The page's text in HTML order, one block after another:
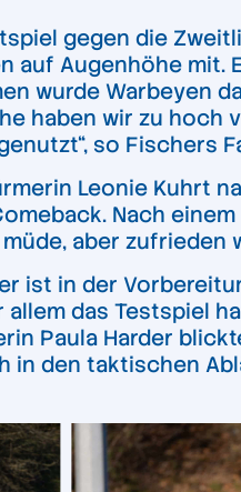
gegen die
auf Augenhöhe
wurde Warbeyen
haben wir zu
so Fischers
Leonie Kuhrt
Nach
aber zufrieden
ist in der
das Testspiel
Paula Harder
den taktischen